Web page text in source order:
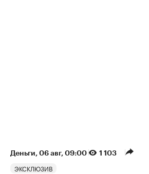
Деньги⁠, 06 авг, 09:00 1 103
ЭКСКЛЮЗИВ